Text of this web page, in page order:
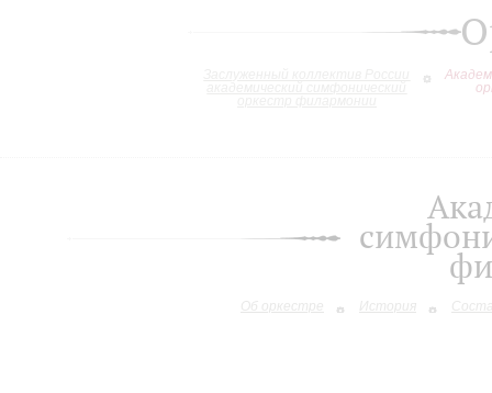
Об оркестре История